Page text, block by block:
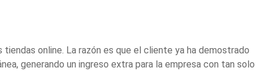
tiendas online. La razón es que el cliente ya ha demostrado
generando un ingreso extra para la empresa con tan solo